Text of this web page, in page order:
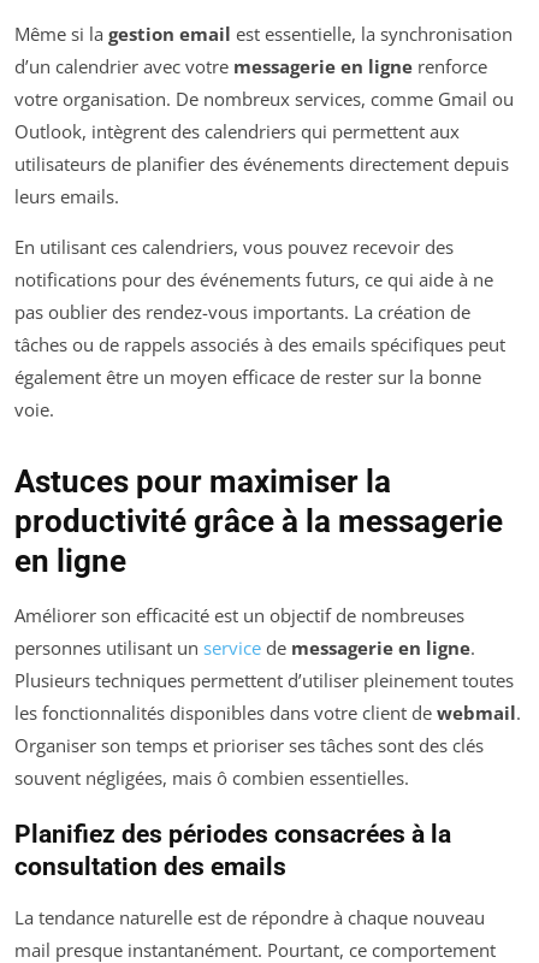
Même si la gestion email est essentielle, la synchronisation
d’un calendrier avec votre messagerie en ligne renforce
votre organisation. De nombreux services, comme Gmail ou
Outlook, intègrent des calendriers qui permettent aux
utilisateurs de planifier des événements directement depuis
leurs emails.
En utilisant ces calendriers, vous pouvez recevoir des
notifications pour des événements futurs, ce qui aide à ne
pas oublier des rendez-vous importants. La création de
tâches ou de rappels associés à des emails spécifiques peut
également être un moyen efficace de rester sur la bonne
voie.
Astuces pour maximiser la
productivité grâce à la messagerie
en ligne
Améliorer son efficacité est un objectif de nombreuses
personnes utilisant un service de messagerie en ligne.
Plusieurs techniques permettent d’utiliser pleinement toutes
les fonctionnalités disponibles dans votre client de webmail.
Organiser son temps et prioriser ses tâches sont des clés
souvent négligées, mais ô combien essentielles.
Planifiez des périodes consacrées à la
consultation des emails
La tendance naturelle est de répondre à chaque nouveau
mail presque instantanément. Pourtant, ce comportement